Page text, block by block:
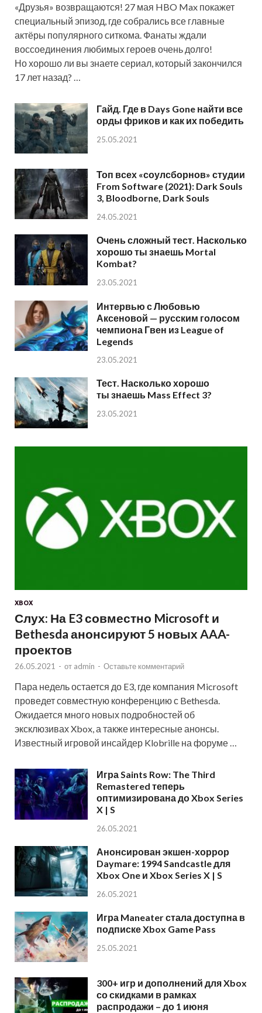
«Друзья» возвращаются! 27 мая HBO Max покажет
специальный эпизод, где собрались все главные
актёры популярного ситкома. Фанаты ждали
воссоединения любимых героев очень долго!
Но хорошо ли вы знаете сериал, который закончился
17 лет назад? …
Гайд. Где в Days Gone найти все
орды фриков и как их победить
25.05.2021
Топ всех «соулсборнов» студии
From Software (2021): Dark Souls
3, Bloodborne, Dark Souls
24.05.2021
Очень сложный тест. Насколько
хорошо ты знаешь Mortal
Kombat?
23.05.2021
Интервью с Любовью
Аксеновой — русским голосом
чемпиона Гвен из League of
Legends
23.05.2021
Тест. Насколько хорошо
ты знаешь Mass Effect 3?
23.05.2021
XBOX
Слух: На E3 совместно Microsoft и
Bethesda анонсируют 5 новых AAA-
проектов
26.05.2021 - от admin - Оставьте комментарий
Пара недель остается до E3, где компания Microsoft
проведет совместную конференцию с Bethesda.
Ожидается много новых подробностей об
эксклюзивах Xbox, а также интересные анонсы.
Известный игровой инсайдер Klobrille на форуме …
Игра Saints Row: The Third
Remastered теперь
оптимизирована до Xbox Series
X | S
26.05.2021
Анонсирован экшен-хоррор
Daymare: 1994 Sandcastle для
Xbox One и Xbox Series X | S
26.05.2021
Игра Maneater стала доступна в
подписке Xbox Game Pass
25.05.2021
300+ игр и дополнений для Xbox
со скидками в рамках
распродажи – до 1 июня